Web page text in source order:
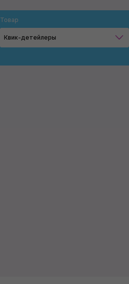
Товар
Квик-детейлеры